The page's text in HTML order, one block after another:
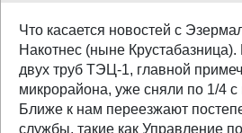
Что касается новостей с
Накотнес (ныне
двух труб ТЭЦ-1, главной
микрорайона, уже сняли по 1/4
Ближе к нам переезжают
службы, такие как Управление